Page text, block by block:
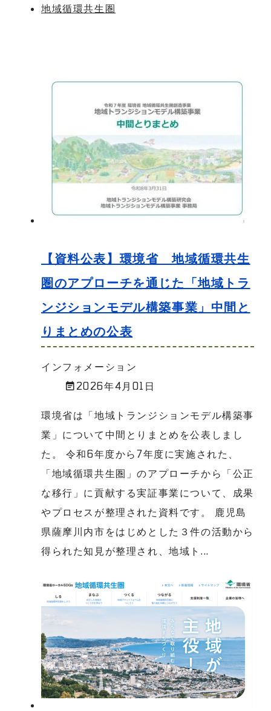
地域循環共生圏
【資料公表】環境省 地域循環共生
圏のアプローチを通じた「地域トラ
ンジションモデル構築事業」中間と
りまとめの公表
インフォメーション
2026年4月01日
環境省は「地域トランジションモデル構築事
業」について中間とりまとめを公表しまし
た。 令和6年度から7年度に実施された、
「地域循環共生圏」のアプローチから「公正
な移行」に貢献する実証事業について、成果
やプロセスが整理された資料です。 鹿児島
県薩摩川内市をはじめとした３件の活動から
得られた知見が整理され、地域ト...